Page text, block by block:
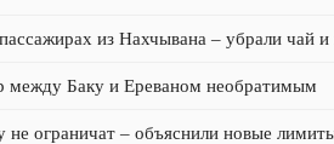
из Нахчывана – убрали чай и
между Баку и Ереваном необратимым
не ограничат – объяснили новые